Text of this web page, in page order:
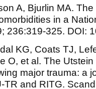
A, Bjurlin MA.
in a
236:319-325. DOI:
KG, Coats TJ,
O, et al. The
major trauma: a
TR and RITG.